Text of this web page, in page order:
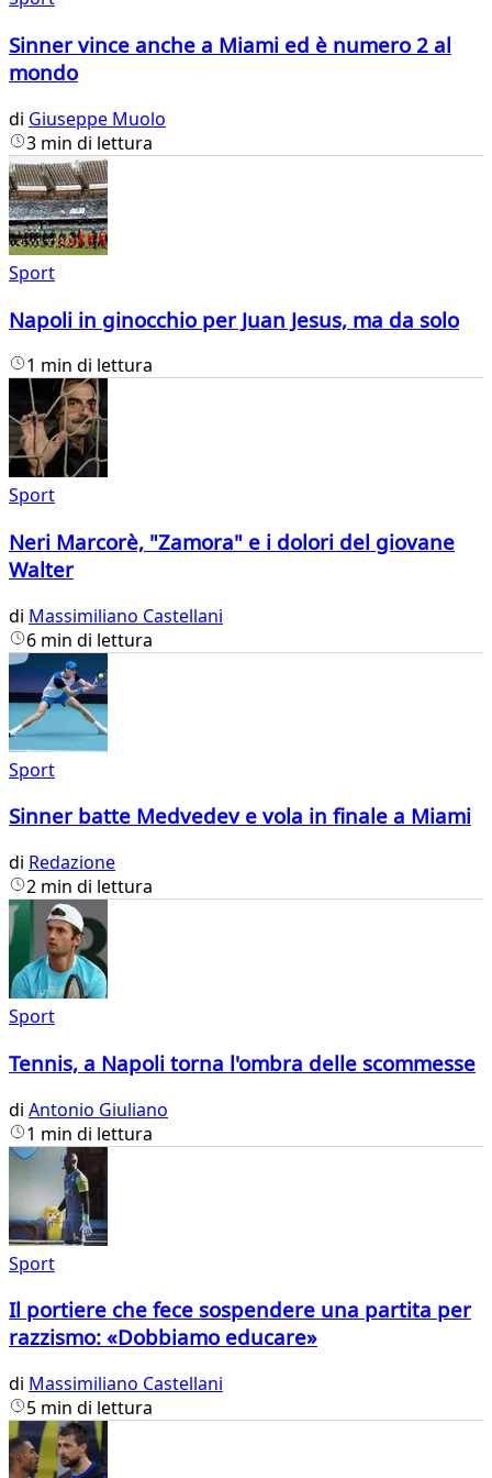
Sinner vince anche a Miami ed è numero 2 al
mondo
di Giuseppe Muolo
3 min di lettura
Sport
Napoli in ginocchio per Juan Jesus, ma da solo
1 min di lettura
Sport
Neri Marcorè, "Zamora" e i dolori del giovane
Walter
di Massimiliano Castellani
6 min di lettura
Sport
Sinner batte Medvedev e vola in finale a Miami
di Redazione
2 min di lettura
Sport
Tennis, a Napoli torna l'ombra delle scommesse
di Antonio Giuliano
1 min di lettura
Sport
Il portiere che fece sospendere una partita per
razzismo: «Dobbiamo educare»
di Massimiliano Castellani
5 min di lettura